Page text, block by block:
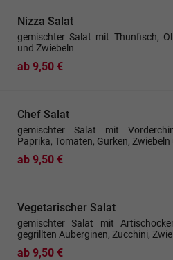
Nizza Salat
gemischter Salat mit Thunfisch,
und Zwiebeln
ab 9,50 €
Chef Salat
gemischter Salat mit
Paprika, Tomaten, Gurken, Zwiebeln
ab 9,50 €
Vegetarischer Salat
gemischter Salat mit
gegrillten Auberginen, Zucchini,
ab 9,50 €